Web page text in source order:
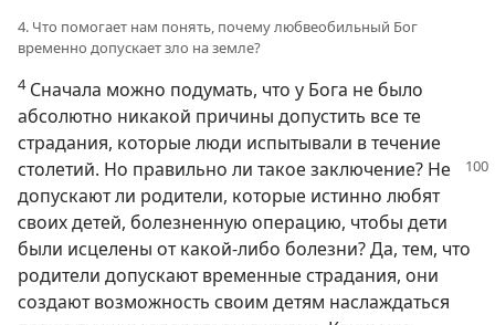
4. Что помогает нам понять, почему любвеобильный Бог
временно допускает зло на земле?
4Сначала можно подумать, что у Бога не было
абсолютно никакой причины допустить все те
страдания, которые люди испытывали в течение
столетий. Но правильно ли такое заключение? Не
допускают ли родители, которые истинно любят
своих детей, болезненную операцию, чтобы дети
были исцелены от какой-либо болезни? Да, тем, что
родители допускают временные страдания, они
создают возможность своим детям наслаждаться